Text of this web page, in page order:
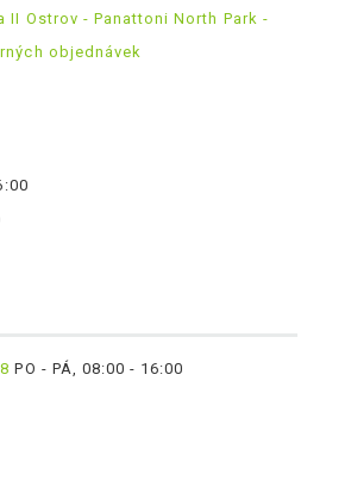
II Ostrov - Panattoni North Park -
objednávek
PO - PÁ, 08:00 - 16:00